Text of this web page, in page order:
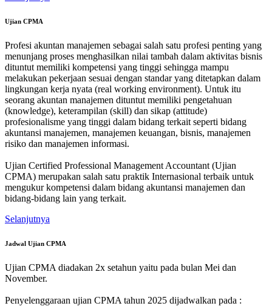
Ujian CPMA
Profesi akuntan manajemen sebagai salah satu profesi penting yang
menunjang proses menghasilkan nilai tambah dalam aktivitas bisnis
dituntut memiliki kompetensi yang tinggi sehingga mampu
melakukan pekerjaan sesuai dengan standar yang ditetapkan dalam
lingkungan kerja nyata (real working environment). Untuk itu
seorang akuntan manajemen dituntut memiliki pengetahuan
(knowledge), keterampilan (skill) dan sikap (attitude)
profesionalisme yang tinggi dalam bidang terkait seperti bidang
akuntansi manajemen, manajemen keuangan, bisnis, manajemen
risiko dan manajemen informasi.
Ujian Certified Professional Management Accountant (Ujian
CPMA) merupakan salah satu praktik Internasional terbaik untuk
mengukur kompetensi dalam bidang akuntansi manajemen dan
bidang-bidang lain yang terkait.
Selanjutnya
Jadwal Ujian CPMA
Ujian CPMA diadakan 2x setahun yaitu pada bulan Mei dan
November.
Penyelenggaraan ujian CPMA tahun 2025 dijadwalkan pada :